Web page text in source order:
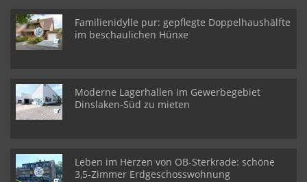
Familienidylle pur: gepflegte Doppelhaushälfte
im beschaulichen Hünxe
Moderne Lagerhallen im Gewerbegebiet
Dinslaken-Süd zu mieten
Leben im Herzen von OB-Sterkrade: schöne
3,5-Zimmer Erdgeschosswohnung